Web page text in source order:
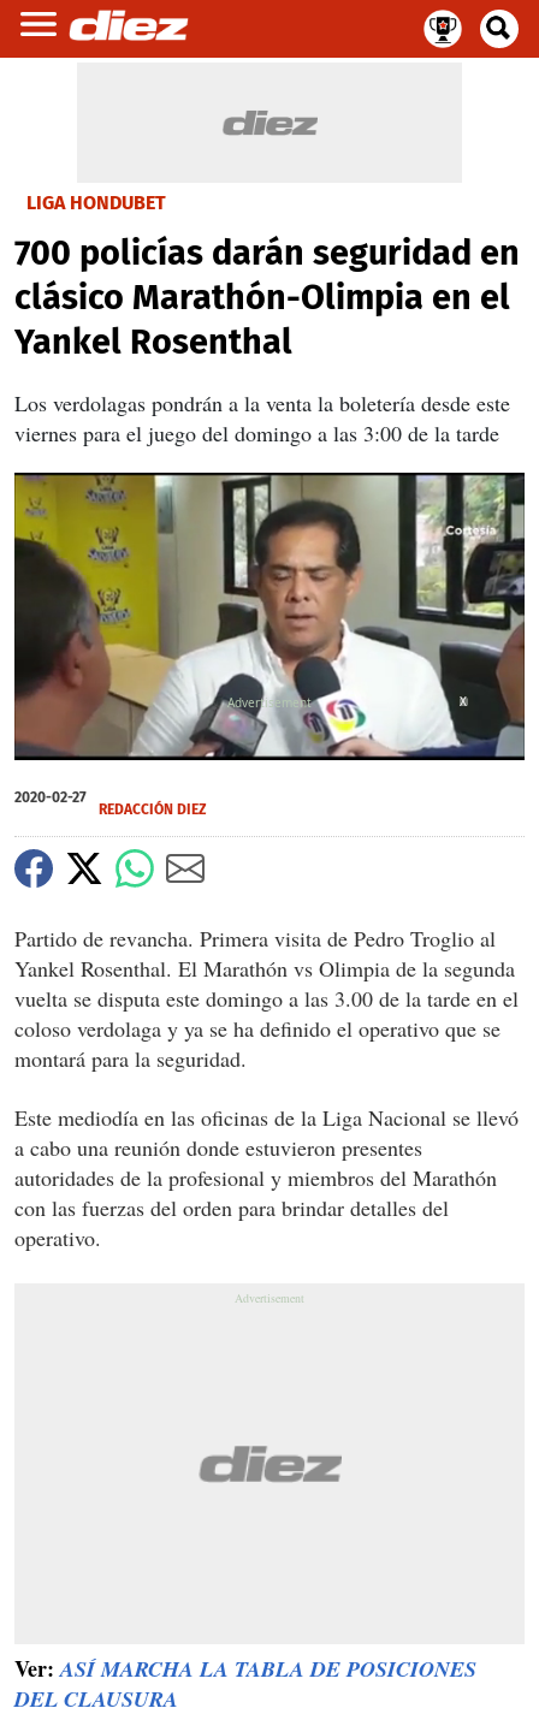
LIGA HONDUBET
700 policías darán seguridad en
clásico Marathón-Olimpia en el
Yankel Rosenthal
Los verdolagas pondrán a la venta la boletería desde este
viernes para el juego del domingo a las 3:00 de la tarde
seconds
of
seconds
X
2020-02-27
REDACCIÓN DIEZ
Partido de revancha. Primera visita de Pedro Troglio al
Yankel Rosenthal. El Marathón vs Olimpia de la segunda
vuelta se disputa este domingo a las 3.00 de la tarde en el
coloso verdolaga y ya se ha definido el operativo que se
montará para la seguridad.
Este mediodía en las oficinas de la Liga Nacional se llevó
a cabo una reunión donde estuvieron presentes
autoridades de la profesional y miembros del Marathón
con las fuerzas del orden para brindar detalles del
operativo.
Ver:ASÍ MARCHA LA TABLA DE POSICIONES
DEL CLAUSURA